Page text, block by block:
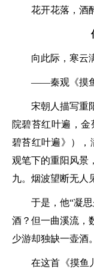
花开花落，酒醉
向此际，寒云满
——秦观《摸鱼
宋朝人描写重阳
院碧苔红叶遍，
碧苔红叶遍》），
观笔下的重阳风景
九。烟波望断无人
于是，他“凝
酒？但一曲溪流，
少游却独缺一壶酒。
在这首《摸鱼儿